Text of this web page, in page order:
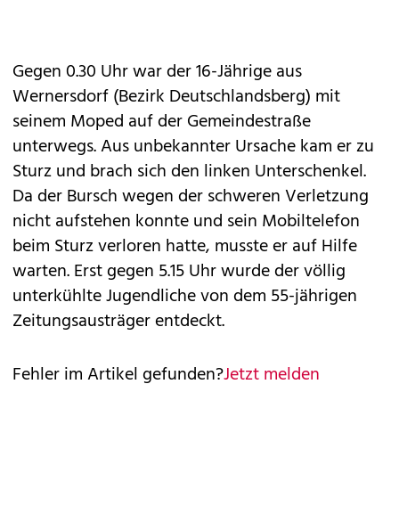
Gegen 0.30 Uhr war der 16-Jährige aus
Wernersdorf (Bezirk Deutschlandsberg) mit
seinem Moped auf der Gemeindestraße
unterwegs. Aus unbekannter Ursache kam er zu
Sturz und brach sich den linken Unterschenkel.
Da der Bursch wegen der schweren Verletzung
nicht aufstehen konnte und sein Mobiltelefon
beim Sturz verloren hatte, musste er auf Hilfe
warten. Erst gegen 5.15 Uhr wurde der völlig
unterkühlte Jugendliche von dem 55-jährigen
Zeitungsausträger entdeckt.
Fehler im Artikel gefunden?Jetzt melden